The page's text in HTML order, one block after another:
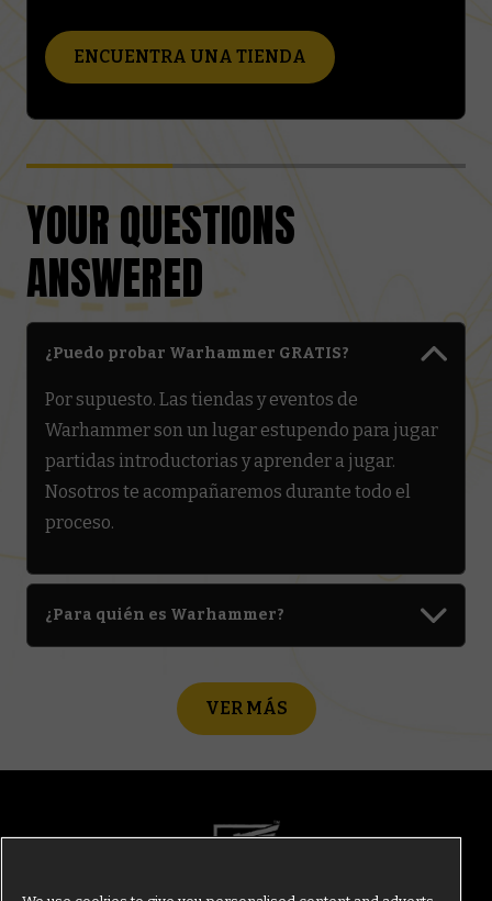
ENCUENTRA UNA TIENDA
YOUR QUESTIONS
ANSWERED
¿Puedo probar Warhammer GRATIS?
Por supuesto. Las tiendas y eventos de
Warhammer son un lugar estupendo para jugar
partidas introductorias y aprender a jugar.
Nosotros te acompañaremos durante todo el
proceso.
¿Para quién es Warhammer?
VER MÁS